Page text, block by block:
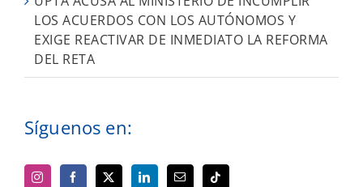
LOS ACUERDOS CON LOS AUTÓNOMOS Y
EXIGE REACTIVAR DE INMEDIATO LA REFORMA
DEL RETA
Síguenos en: